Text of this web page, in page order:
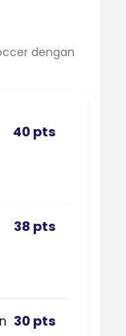
dengan
40 pts
38 pts
30 pts